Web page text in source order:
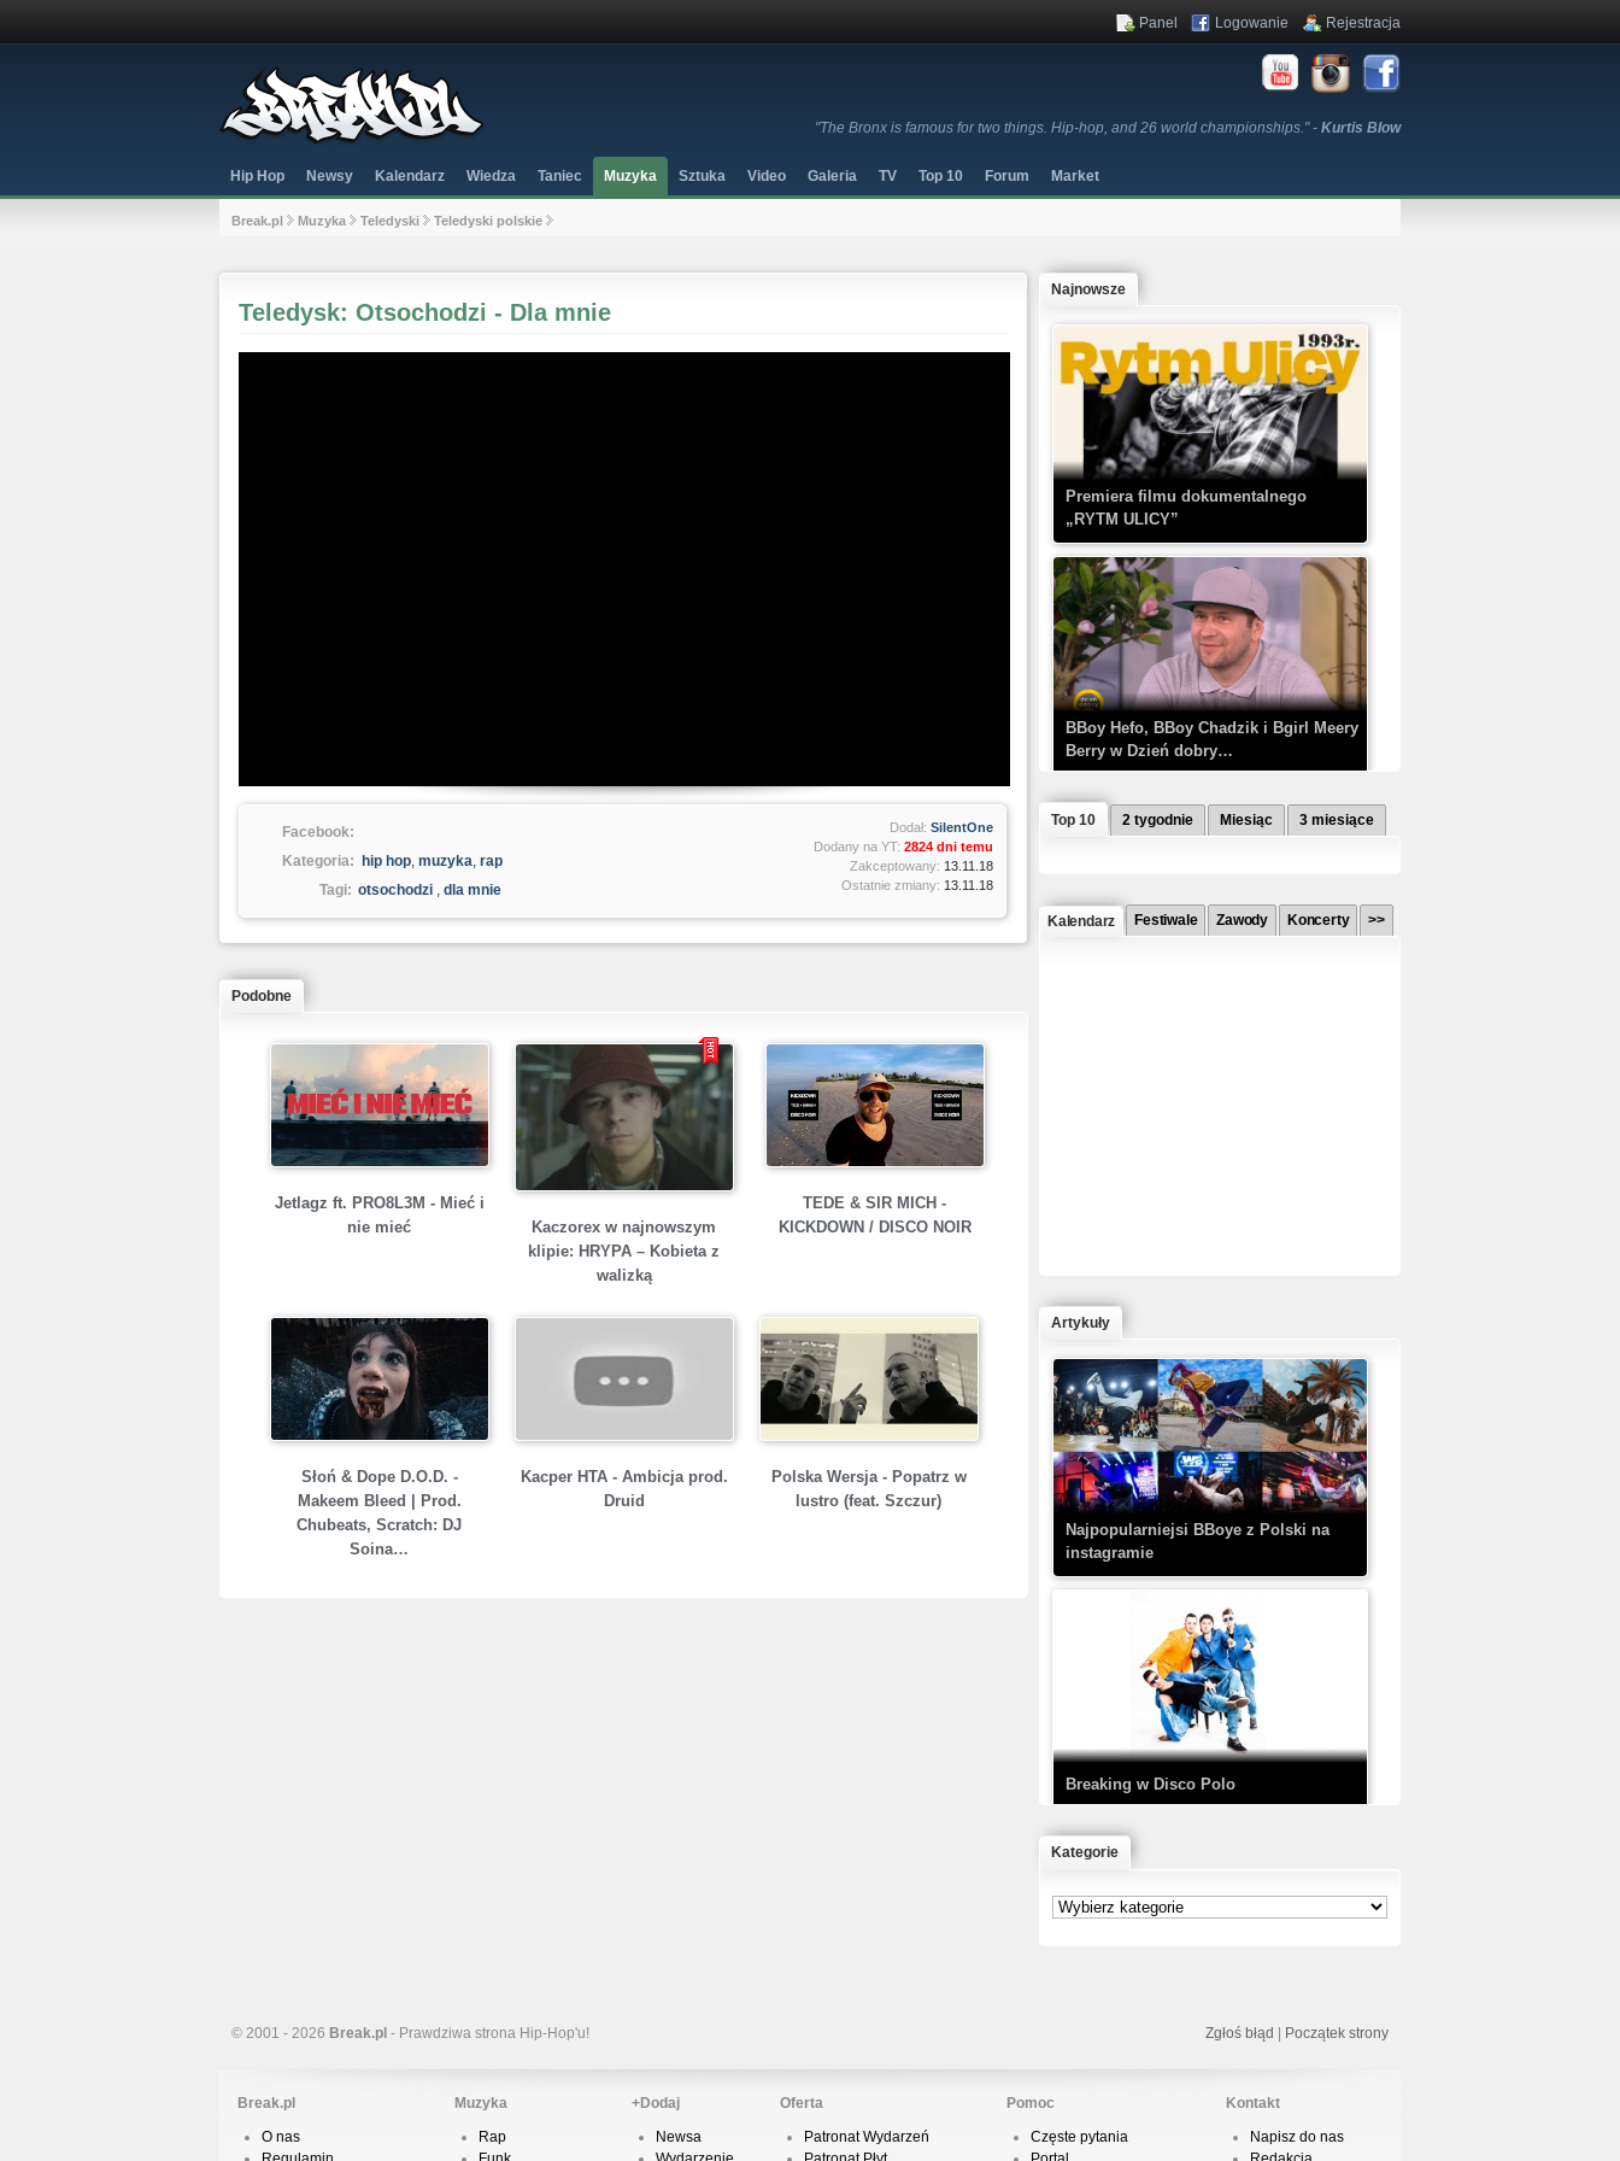
"The Bronx is famous for two things. Hip-hop, and 26 world championships." - Kurtis Blow
Panel Logowanie Rejestracja
Hip Hop Newsy Kalendarz Wiedza Taniec Muzyka Sztuka Video Galeria TV Top 10 Forum Market
Break.pl Muzyka Teledyski Teledyski polskie
Teledysk: Otsochodzi - Dla mnie
Facebook:
Kategoria:
hip hop, muzyka, rap
Tagi: otsochodzi , dla mnie
Dodał: SilentOne
Dodany na YT: 2824 dni temu
Zakceptowany: 13.11.18
Ostatnie zmiany: 13.11.18
Podobne
Jetlagz ft. PRO8L3M - Mieć i
nie mieć
Kaczorex w najnowszym
klipie: HRYPA – Kobieta z
walizką
TEDE & SIR MICH -
KICKDOWN / DISCO NOIR
Słoń & Dope D.O.D. -
Makeem Bleed | Prod.
Chubeats, Scratch: DJ
Soina…
Kacper HTA - Ambicja prod.
Druid
Polska Wersja - Popatrz w
lustro (feat. Szczur)
Najnowsze
Premiera filmu dokumentalnego
„RYTM ULICY”
BBoy Hefo, BBoy Chadzik i Bgirl Meery
Berry w Dzień dobry…
Kaczorex w najnowszym klipie: HRYPA
– Kobieta z walizką
TEDE & SIR MICH - KICKDOWN /
DISCO NOIR
Prod. Chubeats, Scratch:…
KrisBo - Cienie
Top 10 2 tygodnie Miesiąc 3 miesiące
Kalendarz Festiwale Zawody Koncerty >>
Artykuły
Najpopularniejsi BBoye z Polski na
instagramie
Breaking w Disco Polo
Kategorie
© 2001 - 2026 Break.pl - Prawdziwa strona Hip-Hop'u! Zgłoś błąd | Początek strony
Break.pl
O nas
Muzyka
Rap
+Dodaj
Newsa
Oferta
Patronat Wydarzeń
Pomoc
Częste pytania
Kontakt
Napisz do nas